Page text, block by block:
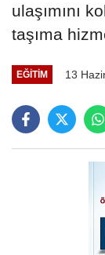
ulaşımını
taşıma
EĞİTİM 13